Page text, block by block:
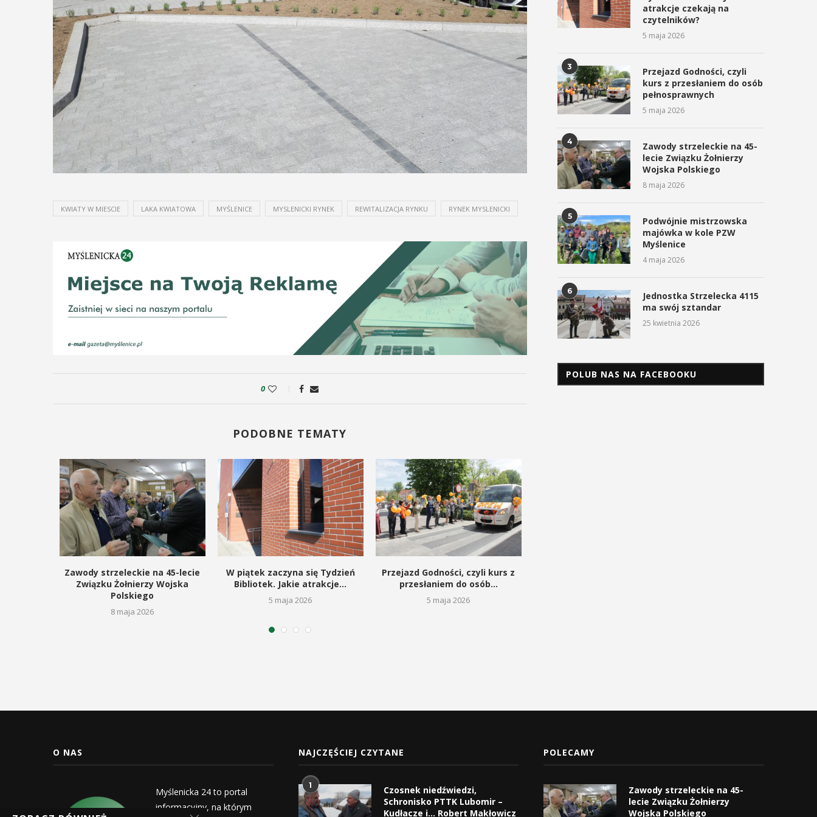
KWIATY W MIESCIE LAKA KWIATOWA MYŚLENICE MYSLENICKI RYNEK REWITALIZACJA RYNKU RYNEK MYSLENICKI
0
PODOBNE TEMATY
Zawody strzeleckie na 45-lecie
Związku Żołnierzy Wojska
Polskiego
8 maja 2026
W piątek zaczyna się Tydzień
Bibliotek. Jakie atrakcje...
5 maja 2026
Przejazd Godności, czyli kurs z
przesłaniem do osób...
5 maja 2026
atrakcje czekają na
czytelników?
5 maja 2026
3
Przejazd Godności, czyli
kurs z przesłaniem do osób
pełnosprawnych
5 maja 2026
4
Zawody strzeleckie na 45-
lecie Związku Żołnierzy
Wojska Polskiego
8 maja 2026
5
Podwójnie mistrzowska
majówka w kole PZW
Myślenice
4 maja 2026
6
Jednostka Strzelecka 4115
ma swój sztandar
25 kwietnia 2026
POLUB NAS NA FACEBOOKU
O NAS
Myślenicka 24 to portal
informacyjny, na którym
NAJCZĘŚCIEJ CZYTANE
1
Czosnek niedźwiedzi,
Schronisko PTTK Lubomir –
Kudłacze i… Robert Makłowicz
POLECAMY
Zawody strzeleckie na 45-
lecie Związku Żołnierzy
Wojska Polskiego